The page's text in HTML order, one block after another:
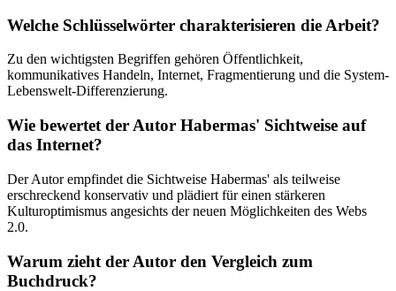
Welche Schlüsselwörter charakterisieren die Arbeit?
Zu den wichtigsten Begriffen gehören Öffentlichkeit,
kommunikatives Handeln, Internet, Fragmentierung und die System-
Lebenswelt-Differenzierung.
Wie bewertet der Autor Habermas' Sichtweise auf
das Internet?
Der Autor empfindet die Sichtweise Habermas' als teilweise
erschreckend konservativ und plädiert für einen stärkeren
Kulturoptimismus angesichts der neuen Möglichkeiten des Webs
2.0.
Warum zieht der Autor den Vergleich zum
Buchdruck?